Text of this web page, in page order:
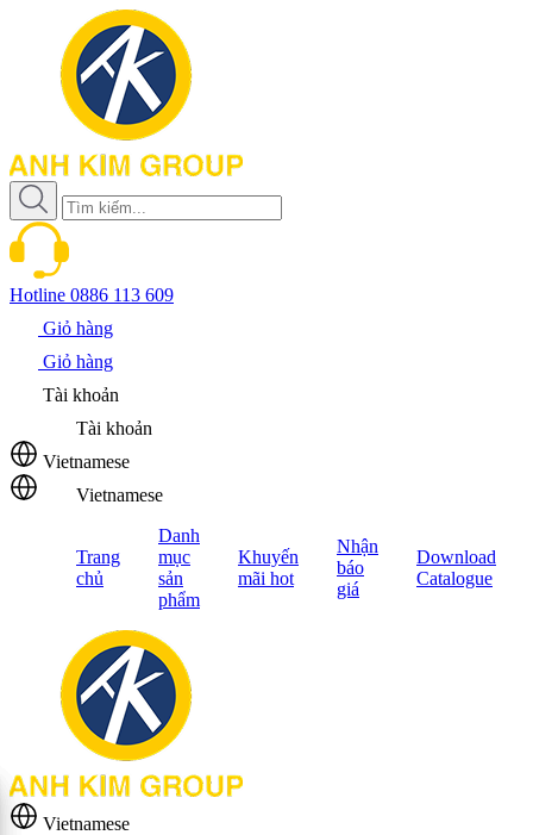
Hotline 0886 113 609
Giỏ hàng
Giỏ hàng
Tài khoản
Tài khoản
Vietnamese
Vietnamese
Trang
chủ
Danh
mục
sản
phẩm
Khuyến
mãi hot
Nhận
báo
giá
Download
Catalogue
Vietnamese